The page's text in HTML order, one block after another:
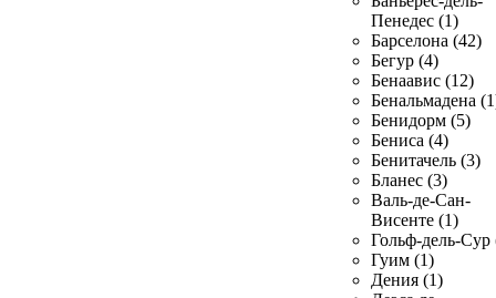
Пенедес (1)
Барселона (42)
Бегур (4)
Бенаавис (12)
Бенальмадена
Бенидорм (5)
Бениса (4)
Бенитачель (3)
Бланес (3)
Валь-де-Сан-
Висенте (1)
Гольф-дель-Сур
Гуим (1)
Дения (1)